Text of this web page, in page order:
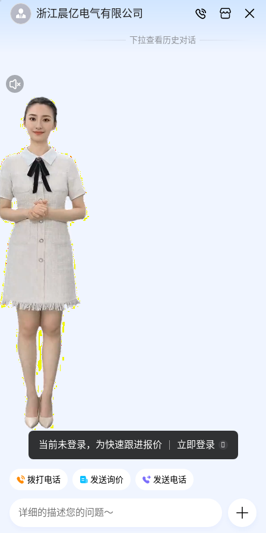
浙江晨亿电气有限公司
下拉查看历史对话
拨打电话 发送询价 发送电话
当前未登录，为快速跟进报价 立即登录